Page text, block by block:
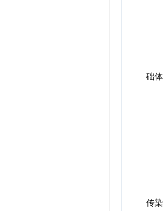
（
考
础
考
（
预
传